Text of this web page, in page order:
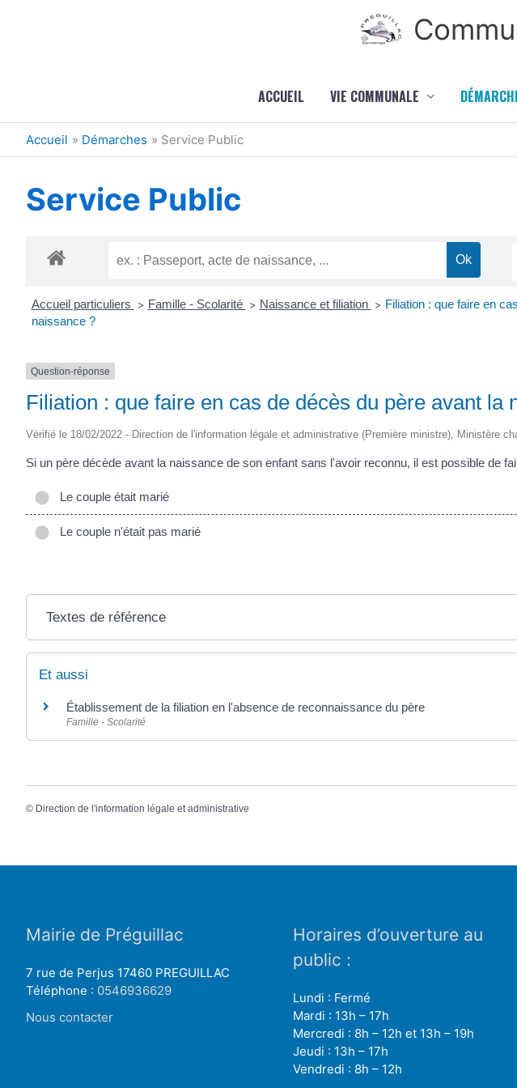
ACCUEIL VIE COMMUNALE
Accueil Démarches Service Public
Service Public
Accueil particuliers > Famille - Scolarité > Naissance et filiation > Filiation : que faire en
naissance ?
Question-réponse
Filiation : que faire en cas de décès du père avant la
Vérifié le 18/02/2022 - Direction de l'information légale et administrative (Première ministre), Ministère
Si un père décède avant la naissance de son enfant sans l'avoir reconnu, il est possible de
Le couple était marié
Le couple n'était pas marié
Textes de référence
Et aussi
Établissement de la filiation en l'absence de reconnaissance du père
Famille - Scolarité
© Direction de l'information légale et administrative
Mairie de Préguillac
7 rue de Perjus 17460 PREGUILLAC
Téléphone : 0546936629
Nous contacter
Horaires d’ouverture au
public :
Lundi : Fermé
Mardi : 13h – 17h
Mercredi : 8h – 12h et 13h – 19h
Jeudi : 13h – 17h
Vendredi : 8h – 12h